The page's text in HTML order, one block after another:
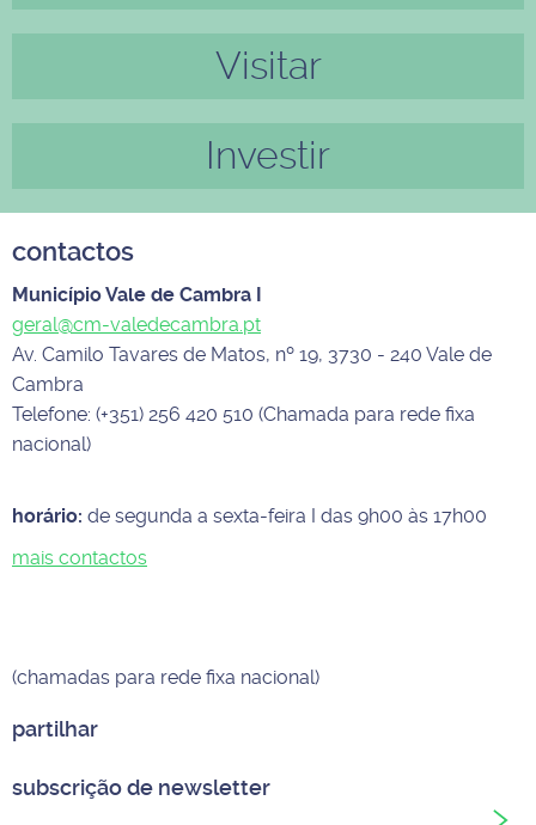
Visitar
Investir
contactos
Município Vale de Cambra I
geral@cm-valedecambra.pt
Av. Camilo Tavares de Matos, nº 19, 3730 - 240 Vale de
Cambra
Telefone: (+351) 256 420 510 (Chamada para rede fixa
nacional)
horário: de segunda a sexta-feira I das 9h00 às 17h00
mais contactos
(chamadas para rede fixa nacional)
partilhar
subscrição de newsletter